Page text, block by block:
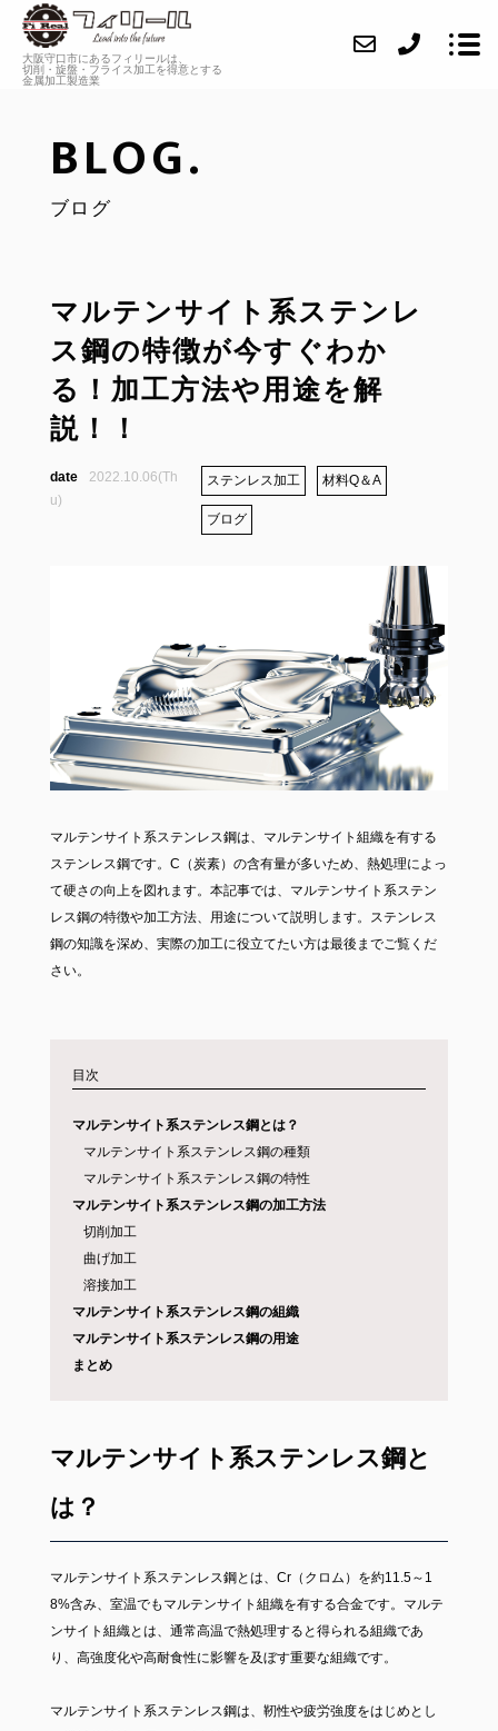
大阪守口市にあるフィリールは、
切削・旋盤・フライス加工を得意とする
金属加工製造業
INFORMATION
FAQ
BLOG
RECRUIT
BLOG.
ブログ
マルテンサイト系ステンレ
ス鋼の特徴が今すぐわか
る！加工方法や用途を解
説！！
2022.10.06(Th
u)
ステンレス加工 材料Q＆A
ブログ
マルテンサイト系ステンレス鋼は、マルテンサイト組織を有する
ステンレス鋼です。C（炭素）の含有量が多いため、熱処理によっ
て硬さの向上を図れます。本記事では、マルテンサイト系ステン
レス鋼の特徴や加工方法、用途について説明します。ステンレス
鋼の知識を深め、実際の加工に役立てたい方は最後までご覧くだ
さい。
目次
マルテンサイト系ステンレス鋼とは？
マルテンサイト系ステンレス鋼の種類
マルテンサイト系ステンレス鋼の特性
マルテンサイト系ステンレス鋼の加工方法
切削加工
曲げ加工
溶接加工
マルテンサイト系ステンレス鋼の組織
マルテンサイト系ステンレス鋼の用途
まとめ
マルテンサイト系ステンレス鋼と
は？
マルテンサイト系ステンレス鋼とは、Cr（クロム）を約11.5～1
8%含み、室温でもマルテンサイト組織を有する合金です。マルテ
ンサイト組織とは、通常高温で熱処理すると得られる組織であ
り、高強度化や高耐食性に影響を及ぼす重要な組織です。
マルテンサイト系ステンレス鋼は、靭性や疲労強度をはじめとし